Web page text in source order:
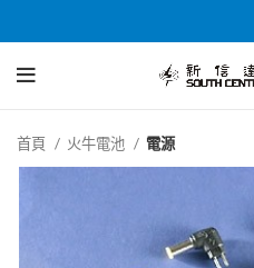
首頁 火牛電池 電源